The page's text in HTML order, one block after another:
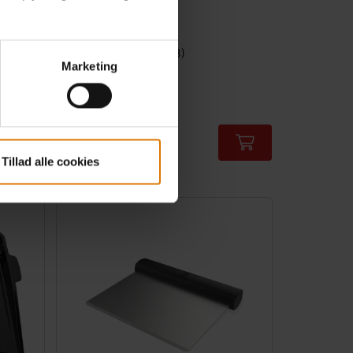
Marketing
Tillad alle cookies
(13)
199,00 DKK
inkl. moms ekslusiv
leveringsomkostninger
Color Options